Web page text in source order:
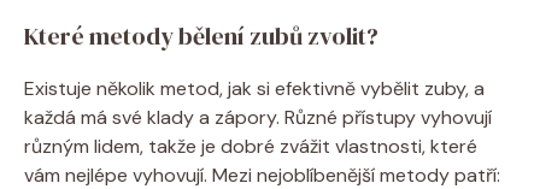
Které metody bělení zubů zvolit?
Existuje několik metod, jak si efektivně vybělit zuby, a
každá má své klady a zápory. Různé přístupy vyhovují
různým lidem, takže je dobré zvážit vlastnosti, které
vám nejlépe vyhovují. Mezi nejoblíbenější metody patří: